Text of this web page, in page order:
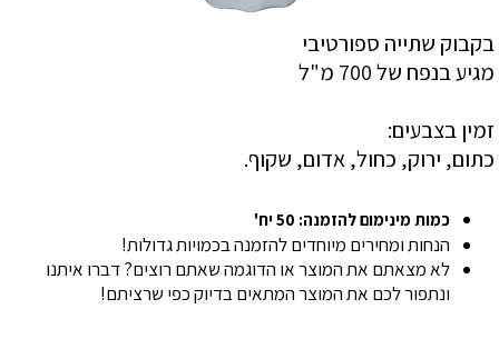
בקבוק שתייה ספורטיבי
מגיע בנפח של 700 מ"ל
זמין בצבעים:
כתום, ירוק, כחול, אדום, שקוף.
כמות מינימום להזמנה: 50 יח'
הנחות ומחירים מיוחדים להזמנה בכמויות גדולות!
לא מצאתם את המוצר או הדוגמה שאתם רוצים? דברו איתנו
ונתפור לכם את המוצר המתאים בדיוק כפי שרציתם!